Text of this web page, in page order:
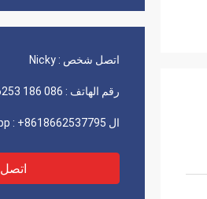
اتصل شخص : Nicky
رقم الهاتف : 086 186 6253 7795
ال WhatsApp : +8618662537795
اتصل